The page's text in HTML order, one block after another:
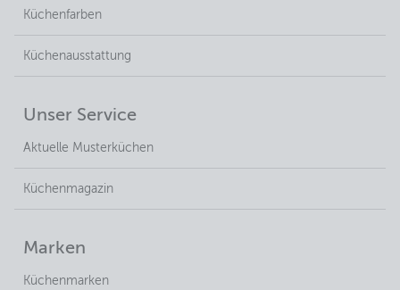
Küchenfarben
Küchenausstattung
Unser Service
Aktuelle Musterküchen
Küchenmagazin
Marken
Küchenmarken